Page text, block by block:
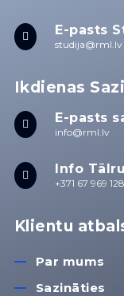
 E-pasts
studija@rml.lv
Ikdienas
 E-pasts
info@rml.lv
 Info
+371 67 969 128
Klientu
Par mums
Sazināties